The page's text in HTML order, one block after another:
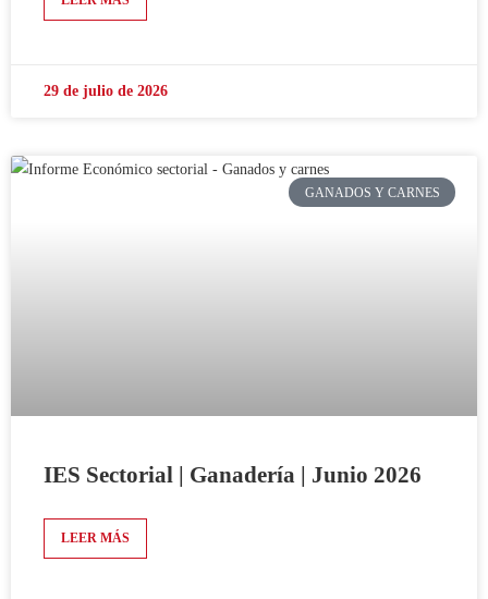
29 de julio de 2026
GANADOS Y CARNES
IES Sectorial | Ganadería | Junio 2026
LEER MÁS